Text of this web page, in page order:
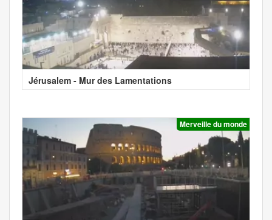
Jérusalem - Mur des Lamentations
Merveille du monde